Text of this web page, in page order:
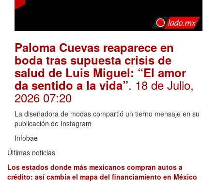
Paloma Cuevas reaparece en
boda tras supuesta crisis de
salud de Luis Miguel: “El amor
da sentido a la vida”. 18 de Julio,
2026 07:20
La diseñadora de modas compartió un tierno mensaje en su
publicación de Instagram
Infobae
Últimas noticias
Los estados donde más mexicanos compran autos a
crédito: así cambia el mapa del financiamiento en México